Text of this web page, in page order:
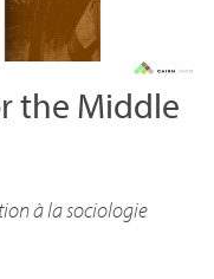
the Middle
à la sociologie